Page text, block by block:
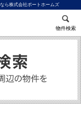
ら株式会社ポートホームズ
物件検索